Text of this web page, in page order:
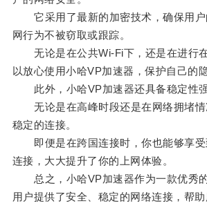
它采用了最新的加密技术，确保用户
网行为不被窃取或跟踪。
无论是在公共Wi-Fi下，还是在进行
以放心使用小哈VP加速器，保护自己的
此外，小哈VP加速器还具备稳定性强
无论是在高峰时段还是在网络拥堵情
稳定的连接。
即便是在跨国连接时，你也能够享受
连接，大大提升了你的上网体验。
总之，小哈VP加速器作为一款优秀
用户提供了安全、稳定的网络连接，帮